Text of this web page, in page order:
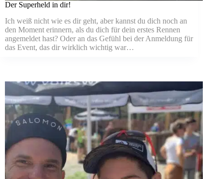
Der Superheld in dir!
Ich weiß nicht wie es dir geht, aber kannst du dich noch an
den Moment erinnern, als du dich für dein erstes Rennen
angemeldet hast? Oder an das Gefühl bei der Anmeldung für
das Event, das dir wirklich wichtig war…